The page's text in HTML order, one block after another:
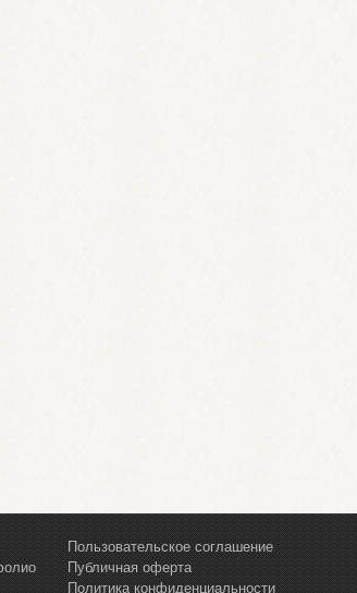
Пользовательское соглашение
Публичная оферта
Политика конфиденциальности